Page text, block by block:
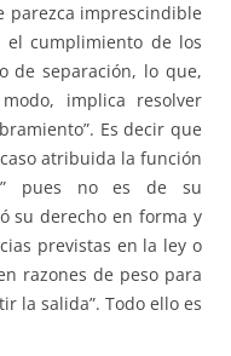
parezca imprescindible
el cumplimiento de los
de separación, lo que,
implica resolver
Es decir que
atribuida la función
pues no es de su
su derecho en forma y
previstas en la ley o
razones de peso para
la salida”. Todo ello es